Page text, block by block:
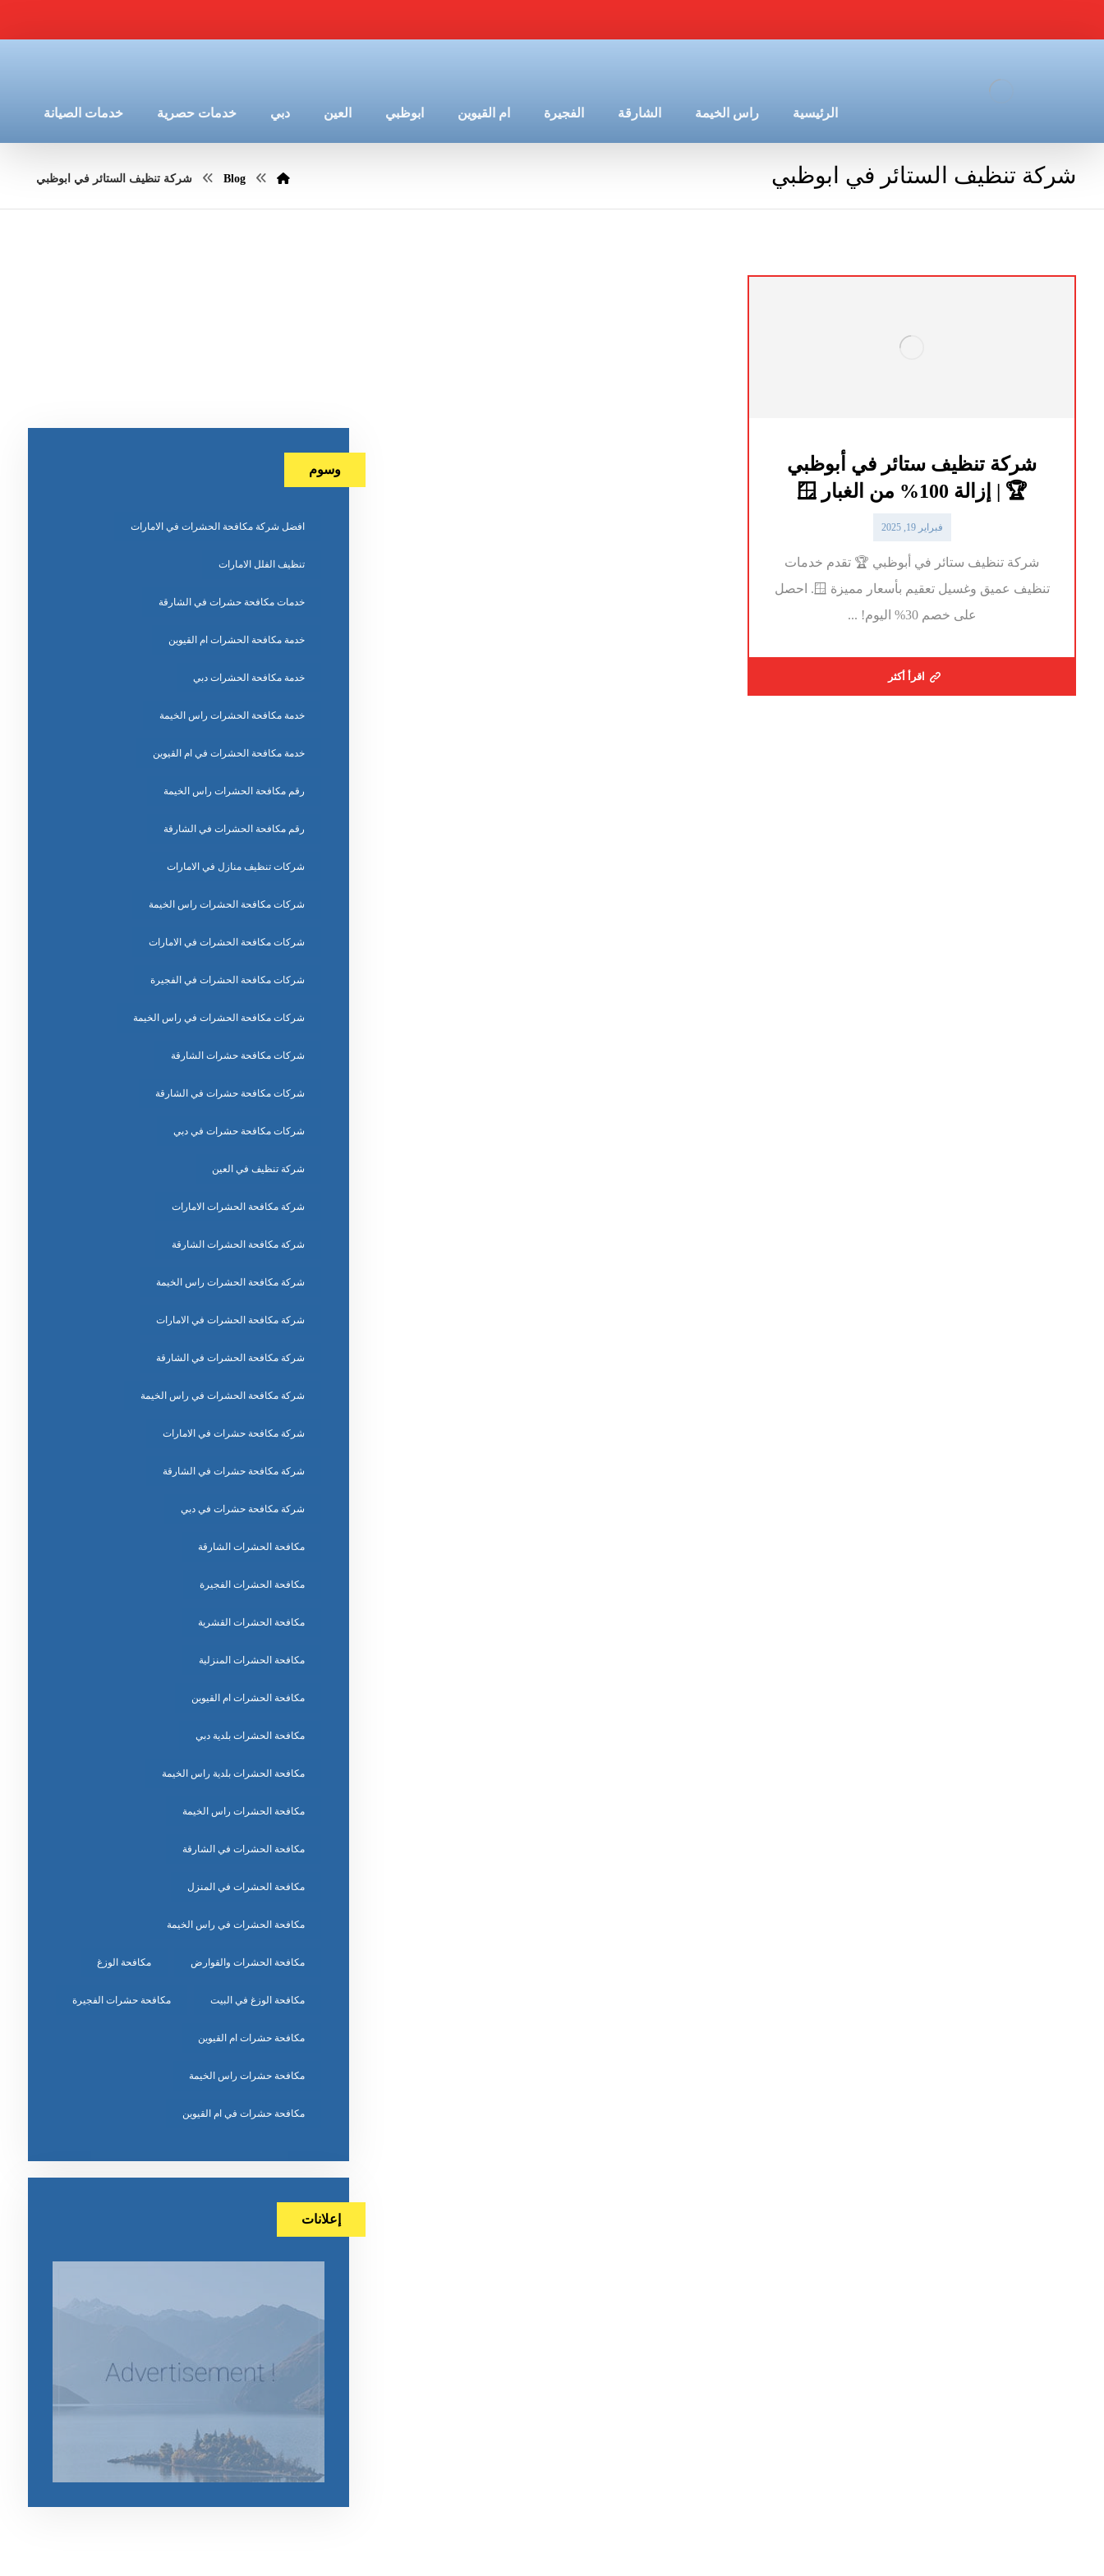
الرئيسية راس الخيمة الشارقة الفجيرة ام القيوين ابوظبي العين دبي خدمات حصرية خدمات الصيانة
شركة تنظيف الستائر في ابوظبي Blog شركة تنظيف الستائر في ابوظبي
شركة تنظيف ستائر في أبوظبي
🏆 | إزالة 100% من الغبار 🪟
فبراير 19, 2025
شركة تنظيف ستائر في أبوظبي 🏆 تقدم خدمات
تنظيف عميق وغسيل تعقيم بأسعار مميزة 🪟. احصل
على خصم 30% اليوم! ...
اقرأ أكثر
وسوم
افضل شركة مكافحة الحشرات في الامارات
تنظيف الفلل الامارات
خدمات مكافحة حشرات في الشارقة
خدمة مكافحة الحشرات ام القيوين
خدمة مكافحة الحشرات دبي
خدمة مكافحة الحشرات راس الخيمة
خدمة مكافحة الحشرات في ام القيوين
رقم مكافحة الحشرات راس الخيمة
رقم مكافحة الحشرات في الشارقة
شركات تنظيف منازل في الامارات
شركات مكافحة الحشرات راس الخيمة
شركات مكافحة الحشرات في الامارات
شركات مكافحة الحشرات في الفجيرة
شركات مكافحة الحشرات في راس الخيمة
شركات مكافحة حشرات الشارقة
شركات مكافحة حشرات في الشارقة
شركات مكافحة حشرات في دبي
شركة تنظيف في العين
شركة مكافحة الحشرات الامارات
شركة مكافحة الحشرات الشارقة
شركة مكافحة الحشرات راس الخيمة
شركة مكافحة الحشرات في الامارات
شركة مكافحة الحشرات في الشارقة
شركة مكافحة الحشرات في راس الخيمة
شركة مكافحة حشرات في الامارات
شركة مكافحة حشرات في الشارقة
شركة مكافحة حشرات في دبي
مكافحة الحشرات الشارقة
مكافحة الحشرات الفجيرة
مكافحة الحشرات القشرية
مكافحة الحشرات المنزلية
مكافحة الحشرات ام القيوين
مكافحة الحشرات بلدية دبي
مكافحة الحشرات بلدية راس الخيمة
مكافحة الحشرات راس الخيمة
مكافحة الحشرات في الشارقة
مكافحة الحشرات في المنزل
مكافحة الحشرات في راس الخيمة
مكافحة الحشرات والقوارض مكافحة الوزغ
مكافحة الوزغ في البيت مكافحة حشرات الفجيرة
مكافحة حشرات ام القيوين
مكافحة حشرات راس الخيمة
مكافحة حشرات في ام القيوين
إعلانات